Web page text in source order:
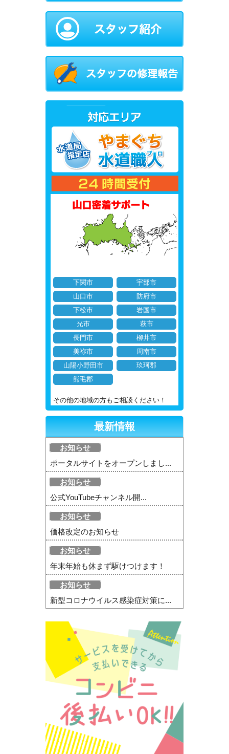
下関市
宇部市
山口市
防府市
下松市
岩国市
光市
萩市
長門市
柳井市
美祢市
周南市
山陽小野田市
玖珂郡
熊毛郡
その他の地域の方もご相談ください！
最新情報
お知らせ
ポータルサイトをオープンしまし...
お知らせ
公式YouTubeチャンネル開...
お知らせ
価格改定のお知らせ
お知らせ
年末年始も休まず駆けつけます！
お知らせ
新型コロナウイルス感染症対策に...